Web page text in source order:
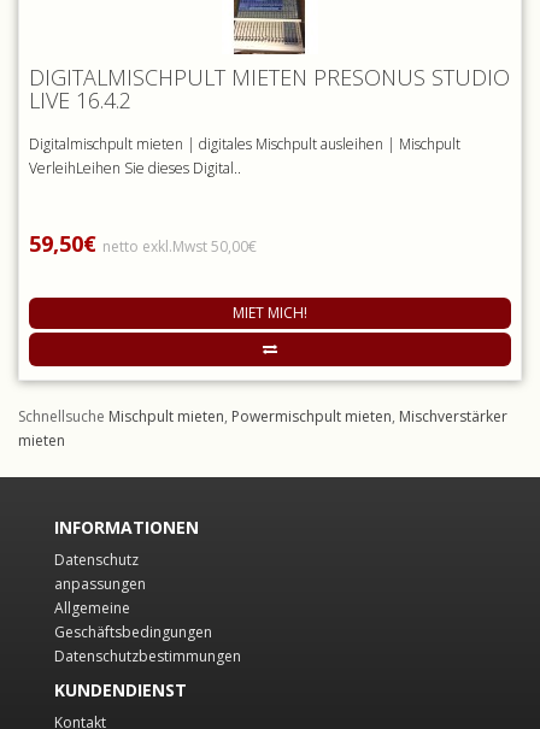
DIGITALMISCHPULT MIETEN PRESONUS STUDIO
LIVE 16.4.2
Digitalmischpult mieten | digitales Mischpult ausleihen | Mischpult
VerleihLeihen Sie dieses Digital..
59,50€ netto exkl.Mwst 50,00€
MIET MICH!
Schnellsuche Mischpult mieten, Powermischpult mieten, Mischverstärker
mieten
INFORMATIONEN
Datenschutz
anpassungen
Allgemeine
Geschäftsbedingungen
Datenschutzbestimmungen
KUNDENDIENST
Kontakt